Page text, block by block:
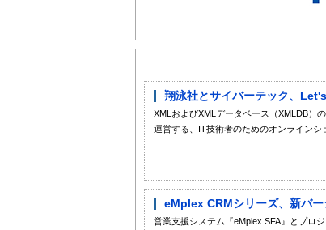
翔泳社とサイバーテック、
XMLおよびXMLデータベース（XMLDB）
運営する、IT技術者のためのオンラインシ
eMplex CRMシリーズ、新バ
営業支援システム『eMplex SFA』とプロ